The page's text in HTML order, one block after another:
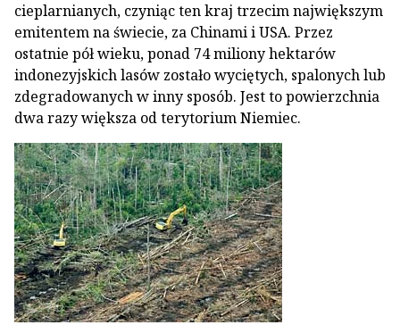
cieplarnianych, czyniąc ten kraj trzecim największym
emitentem na świecie, za Chinami i USA. Przez
ostatnie pół wieku, ponad 74 miliony hektarów
indonezyjskich lasów zostało wyciętych, spalonych lub
zdegradowanych w inny sposób. Jest to powierzchnia
dwa razy większa od terytorium Niemiec.